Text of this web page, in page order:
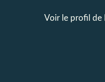
Voir le profil de